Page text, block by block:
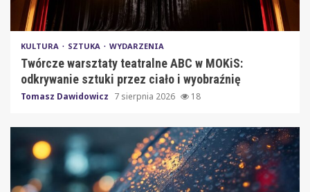
KULTURA SZTUKA WYDARZENIA
Twórcze warsztaty teatralne ABC w MOKiS:
odkrywanie sztuki przez ciało i wyobraźnię
Tomasz Dawidowicz 7 sierpnia 2026 18